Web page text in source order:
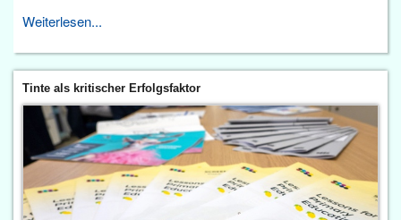
Weiterlesen...
Tinte als kritischer Erfolgsfaktor